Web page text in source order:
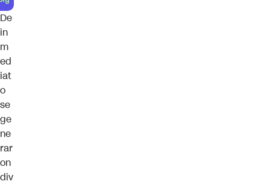
De
in
m
ed
iat
o
se
ge
ne
rar
on
div